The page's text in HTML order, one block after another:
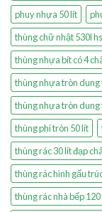
phuy nhựa 50 lít
thùng chữ nhật 530l
thùng nhựa bít có 4
thùng nhựa tròn dung
thùng nhựa tròn dung
thùng phi tròn 50 lít
thùng rác 30 lít đạp
thùng rác hình gấu
thùng rác nhà bếp